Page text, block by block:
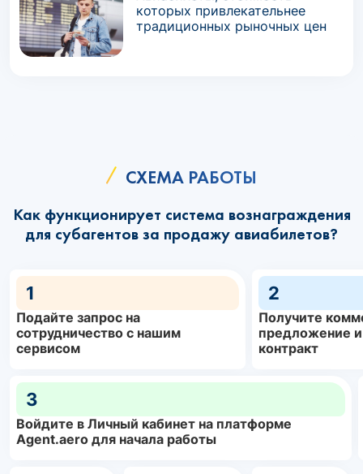
которых привлекательнее
традиционных рыночных цен
СХЕМА РАБОТЫ
Как функционирует система вознаграждения
для субагентов за продажу авиабилетов?
1
Подайте запрос на
сотрудничество с нашим
сервисом
2
Получите
предложение
контракт
3
Войдите в Личный кабинет на платформе
Agent.aero для начала работы